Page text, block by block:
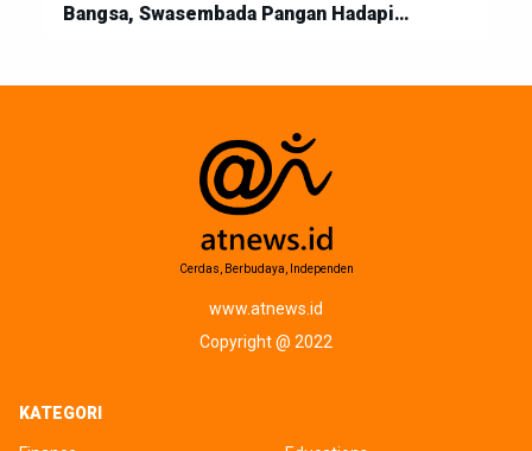
Bangsa, Swasembada Pangan Hadapi
Cerdas, Berbudaya, Independen
www.atnews.id
Copyright @ 2022
KATEGORI